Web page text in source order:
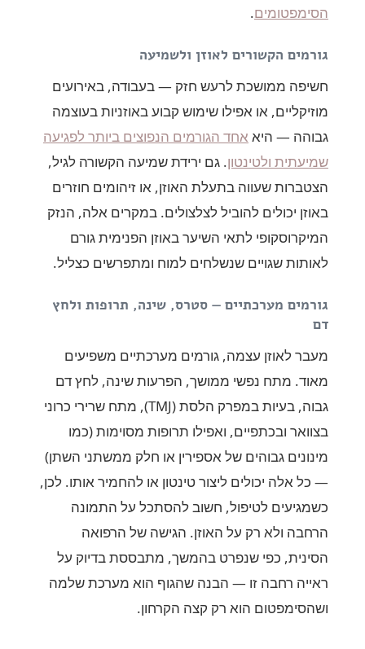
הסימפטומים.
גורמים הקשורים לאוזן ולשמיעה
חשיפה ממושכת לרעש חזק — בעבודה, באירועים
מוזיקליים, או אפילו שימוש קבוע באוזניות בעוצמה
גבוהה — היא אחד הגורמים הנפוצים ביותר לפגיעה
שמיעתית ולטינטון. גם ירידת שמיעה הקשורה לגיל,
הצטברות שעווה בתעלת האוזן, או זיהומים חוזרים
באוזן יכולים להוביל לצלצולים. במקרים אלה, הנזק
המיקרוסקופי לתאי השיער באוזן הפנימית גורם
לאותות שגויים שנשלחים למוח ומתפרשים כצליל.
גורמים מערכתיים — סטרס, שינה, תרופות ולחץ
דם
מעבר לאוזן עצמה, גורמים מערכתיים משפיעים
מאוד. מתח נפשי ממושך, הפרעות שינה, לחץ דם
גבוה, בעיות במפרק הלסת (TMJ), מתח שרירי כרוני
בצוואר ובכתפיים, ואפילו תרופות מסוימות (כמו
מינונים גבוהים של אספירין או חלק ממשתני השתן)
— כל אלה יכולים ליצור טינטון או להחמיר אותו. לכן,
כשמגיעים לטיפול, חשוב להסתכל על התמונה
הרחבה ולא רק על האוזן. הגישה של הרפואה
הסינית, כפי שנפרט בהמשך, מתבססת בדיוק על
ראייה רחבה זו — הבנה שהגוף הוא מערכת שלמה
ושהסימפטום הוא רק קצה הקרחון.